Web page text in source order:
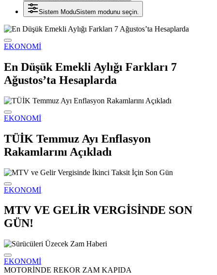
Sistem ModuSistem modunu seçin.
EKONOMİ
En Düşük Emekli Aylığı Farkları 7
Ağustos’ta Hesaplarda
EKONOMİ
TÜİK Temmuz Ayı Enflasyon
Rakamlarını Açıkladı
EKONOMİ
MTV VE GELİR VERGİSİNDE SON
GÜN!
EKONOMİ
MOTORİNDE REKOR ZAM KAPIDA